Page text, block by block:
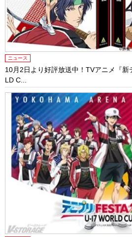
ニュース
10月2日より好評放送中！TVアニメ『
LD C...